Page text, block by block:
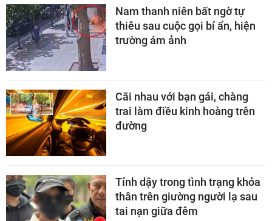
Nam thanh niên bất ngờ tự
thiêu sau cuộc gọi bí ẩn, hiện
trường ám ảnh
Cãi nhau với bạn gái, chàng
trai làm điều kinh hoàng trên
đường
Tỉnh dậy trong tình trạng khỏa
thân trên giường người lạ sau
tai nạn giữa đêm